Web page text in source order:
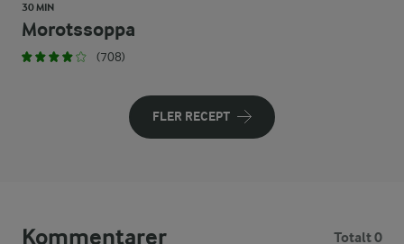
30 MIN
Morotssoppa
(708)
FLER RECEPT
Kommentarer Totalt 0